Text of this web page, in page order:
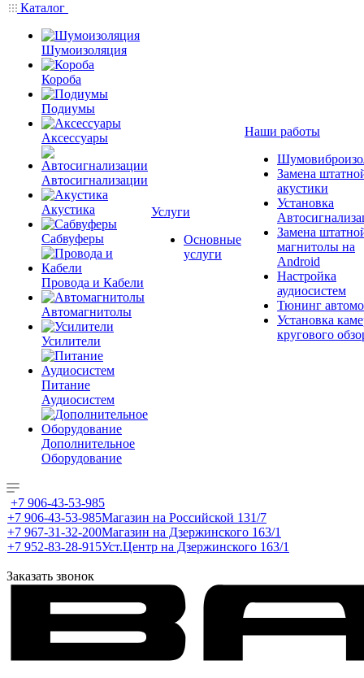
Каталог
Шумоизоляция
Короба
Подиумы
Аксессуары
Автосигнализации
Акустика
Сабвуферы
Провода и Кабели
Автомагнитолы
Усилители
Питание
Аудиосистем
Дополнительное
Оборудование
Услуги
Основные
услуги
Наши работы
Замена
акустики
Установка
Замена
магнитолы на
Android
Настройка
аудиосистем
Тюнинг
Установка
кругового
+7 906-43-53-985
+7 906-43-53-985Магазин на Российской 131/7
+7 967-31-32-200Магазин на Дзержинского 163/1
+7 952-83-28-915Уст.Центр на Дзержинского 163/1
Заказать звонок